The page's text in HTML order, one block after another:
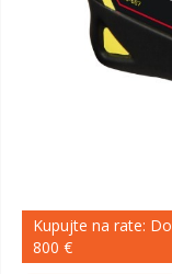
Kupujte na rate: Do
800 €